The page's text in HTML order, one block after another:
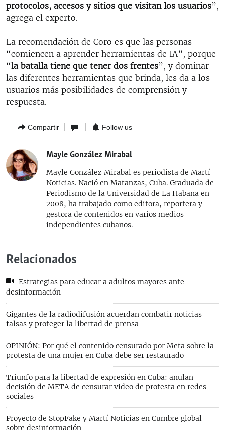
protocolos, accesos y sitios que visitan los usuarios”,
agrega el experto.
La recomendación de Coro es que las personas
“comiencen a aprender herramientas de IA”, porque
“la batalla tiene que tener dos frentes”, y dominar
las diferentes herramientas que brinda, les da a los
usuarios más posibilidades de comprensión y
respuesta.
Compartir Follow us
Mayle González Mirabal
Mayle González Mirabal es periodista de Martí
Noticias. Nació en Matanzas, Cuba. Graduada de
Periodismo de la Universidad de La Habana en
2008, ha trabajado como editora, reportera y
gestora de contenidos en varios medios
independientes cubanos.
Relacionados
Estrategias para educar a adultos mayores ante
desinformación
Gigantes de la radiodifusión acuerdan combatir noticias
falsas y proteger la libertad de prensa
OPINIÓN: Por qué el contenido censurado por Meta sobre la
protesta de una mujer en Cuba debe ser restaurado
Triunfo para la libertad de expresión en Cuba: anulan
decisión de META de censurar video de protesta en redes
sociales
Proyecto de StopFake y Martí Noticias en Cumbre global
sobre desinformación